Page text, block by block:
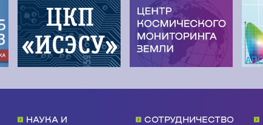
НАУКА И
СОТРУДНИЧЕСТВО